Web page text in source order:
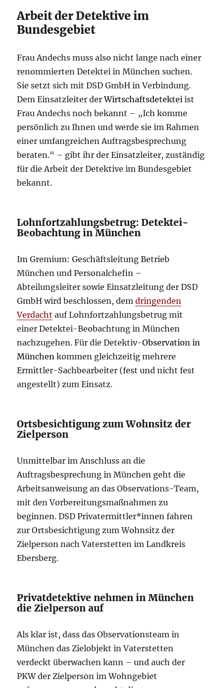
Arbeit der Detektive im
Bundesgebiet
Frau Andechs muss also nicht lange nach einer
renommierten Detektei in München suchen.
Sie setzt sich mit DSD GmbH in Verbindung.
Dem Einsatzleiter derWirtschaftsdetektei ist
Frau Andechs noch bekannt – „Ich komme
persönlich zu Ihnen und werde sie im Rahmen
einer umfangreichen Auftragsbesprechung
beraten.“ – gibt ihr der Einsatzleiter, zuständig
für die Arbeit der Detektive im Bundesgebiet
bekannt.
Lohnfortzahlungsbetrug: Detektei-
Beobachtung in München
Im Gremium: Geschäftsleitung Betrieb
München und Personalchefin –
Abteilungsleiter sowie Einsatzleitung der DSD
GmbH wird beschlossen, demdringenden
Verdacht auf Lohnfortzahlungsbetrug mit
einer Detektei-Beobachtung in München
nachzugehen. Für die Detektiv-Observation in
München kommen gleichzeitig mehrere
Ermittler-Sachbearbeiter (fest und nicht fest
angestellt) zum Einsatz.
Ortsbesichtigung zum Wohnsitz der
Zielperson
Unmittelbar im Anschluss an die
Auftragsbesprechung in München geht die
Arbeitsanweisung an das Observations-Team,
mit den Vorbereitungsmaßnahmen zu
beginnen. DSD Privatermittler*innen fahren
zur Ortsbesichtigung zum Wohnsitz der
Zielperson nach Vaterstetten im Landkreis
Ebersberg.
Privatdetektive nehmen in München
die Zielperson auf
Als klar ist, dass das Observationsteam in
München das Zielobjekt in Vaterstetten
verdeckt überwachen kann – und auch der
PKW der Zielperson im Wohngebiet